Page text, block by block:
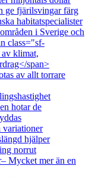
ge fjärilsvingar färg
habitatspecialister
i Sverige och
class="sf-
klimat,
span>
av allt torrare
hotar de
variationer
hjälper
norrut
Mycket mer än en